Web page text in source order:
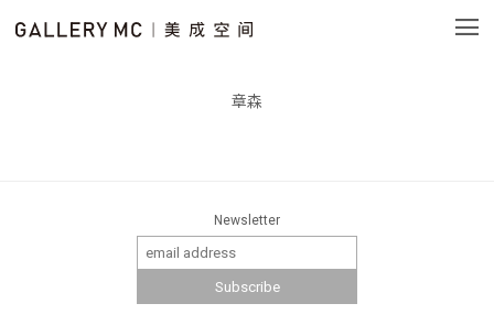
章森
Newsletter